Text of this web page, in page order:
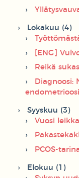
Lokakuu (4)
[ENG]
Reikä
Diagnoosi:
endometrioosi
Syyskuu (3)
Vuosi
PCOS-
Elokuu (1)